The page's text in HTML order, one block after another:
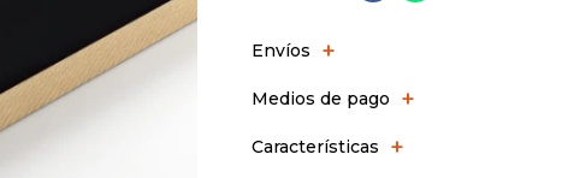
Envíos
Medios de pago
Características